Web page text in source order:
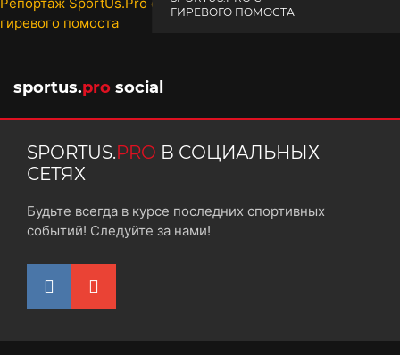
ГИРЕВОГО ПОМОСТА
sportus.pro social
SPORTUS.PRO В СОЦИАЛЬНЫХ
СЕТЯХ
Будьте всегда в курсе последних спортивных
событий! Следуйте за нами!